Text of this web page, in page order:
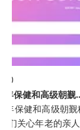
伊朗生命线老年保健和高级朝觐项目
保健和高级朝觐
关心年老的亲人